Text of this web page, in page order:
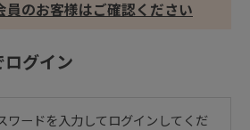
員のお客様はご確認ください
ログイン
ワードを入力してログインしてくだ